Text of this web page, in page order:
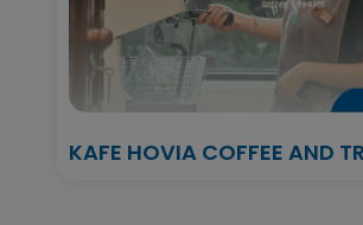
KAFE HOVIA COFFEE AND